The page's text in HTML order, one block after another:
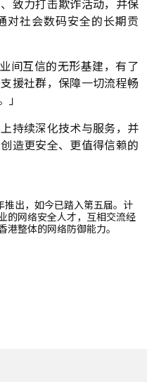
对社会数码安全的长期贡
间互信的无形基建，有了
援社群，保障一切流程畅
持续深化技术与服务，并
造更安全、更值得信赖的
推出，如今已踏入第五届。计
的网络安全人才，互相交流经
整体的网络防御能力。